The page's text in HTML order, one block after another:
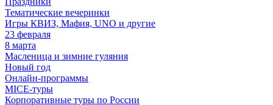
Тематические вечеринки
Игры КВИЗ, Мафия, UNO и другие
23 февраля
8 марта
Масленица и зимние гуляния
Новый год
Онлайн-программы
MICE‑туры
Корпоративные туры по России